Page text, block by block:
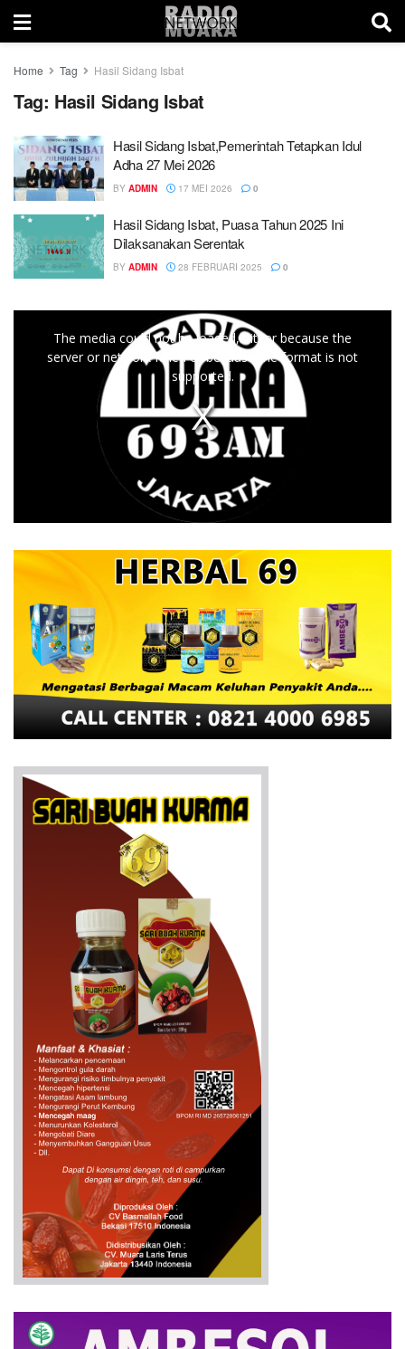
Home Tag Hasil Sidang Isbat
Tag: Hasil Sidang Isbat
Hasil Sidang Isbat,Pemerintah Tetapkan Idul
Adha 27 Mei 2026
BY ADMIN 17 MEI 2026 0
Hasil Sidang Isbat, Puasa Tahun 2025 Ini
Dilaksanakan Serentak
BY ADMIN 28 FEBRUARI 2025 0
The media could not be loaded, either because the
server or network failed or because the format is not
supported.